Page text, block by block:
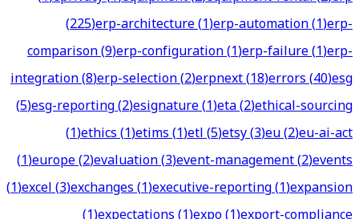
(225)erp-architecture(1)erp-automation(1)erp-
comparison(9)erp-configuration(1)erp-failure(1)erp-
integration(8)erp-selection(2)erpnext(18)errors(40)esg
(5)esg-reporting(2)esignature(1)eta(2)ethical-sourcing
(1)ethics(1)etims(1)etl(5)etsy(3)eu(2)eu-ai-act
(1)europe(2)evaluation(3)event-management(2)events
(1)excel(3)exchanges(1)executive-reporting(1)expansion